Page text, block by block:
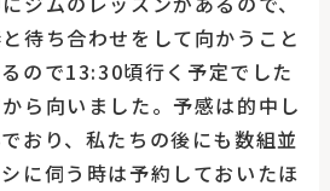
待ち合わせをして向かうこと
ので13:30頃行く予定でした
ら向いました。予感は的中し
おり、私たちの後にも数組並
に伺う時は予約しておいたほ